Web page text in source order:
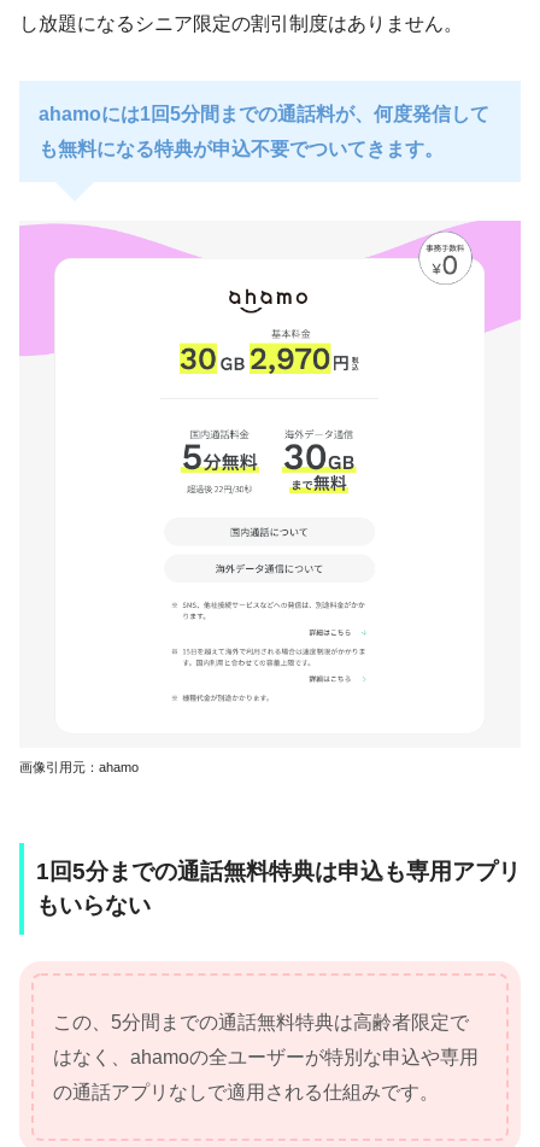
し放題になるシニア限定の割引制度はありません。
ahamoには1回5分間までの通話料が、何度発信して
も無料になる特典が申込不要でついてきます。
画像引用元：ahamo
1回5分までの通話無料特典は申込も専用アプリ
もいらない
この、5分間までの通話無料特典は高齢者限定で
はなく、ahamoの全ユーザーが特別な申込や専用
の通話アプリなしで適用される仕組みです。